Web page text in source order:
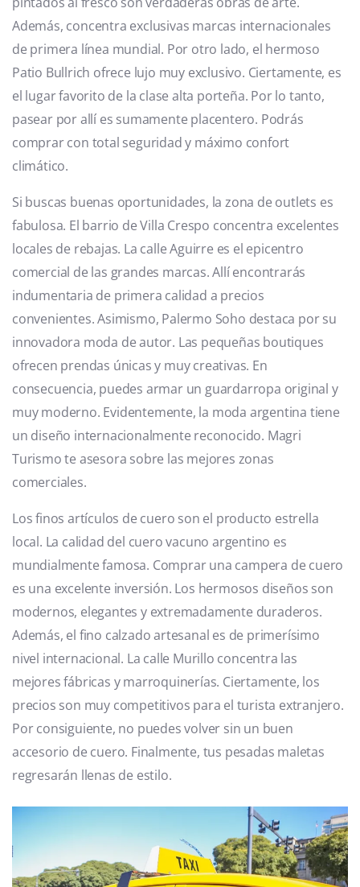
Además, concentra exclusivas marcas internacionales
de primera línea mundial. Por otro lado, el hermoso
Patio Bullrich ofrece lujo muy exclusivo. Ciertamente, es
el lugar favorito de la clase alta porteña. Por lo tanto,
pasear por allí es sumamente placentero. Podrás
comprar con total seguridad y máximo confort
climático.
Si buscas buenas oportunidades, la zona de outlets es
fabulosa. El barrio de Villa Crespo concentra excelentes
locales de rebajas. La calle Aguirre es el epicentro
comercial de las grandes marcas. Allí encontrarás
indumentaria de primera calidad a precios
convenientes. Asimismo, Palermo Soho destaca por su
innovadora moda de autor. Las pequeñas boutiques
ofrecen prendas únicas y muy creativas. En
consecuencia, puedes armar un guardarropa original y
muy moderno. Evidentemente, la moda argentina tiene
un diseño internacionalmente reconocido. Magri
Turismo te asesora sobre las mejores zonas
comerciales.
Los finos artículos de cuero son el producto estrella
local. La calidad del cuero vacuno argentino es
mundialmente famosa. Comprar una campera de cuero
es una excelente inversión. Los hermosos diseños son
modernos, elegantes y extremadamente duraderos.
Además, el fino calzado artesanal es de primerísimo
nivel internacional. La calle Murillo concentra las
mejores fábricas y marroquinerías. Ciertamente, los
precios son muy competitivos para el turista extranjero.
Por consiguiente, no puedes volver sin un buen
accesorio de cuero. Finalmente, tus pesadas maletas
regresarán llenas de estilo.